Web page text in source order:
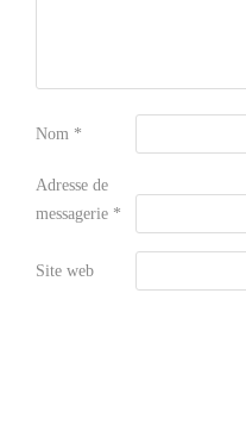
Nom *
Adresse de
messagerie *
Site web